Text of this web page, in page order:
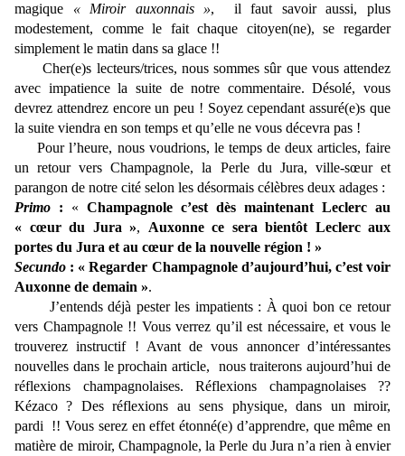
magique « Miroir auxonnais », il faut savoir aussi, plus
modestement, comme le fait chaque citoyen(ne), se regarder
simplement le matin dans sa glace !!
Cher(e)s lecteurs/trices, nous sommes sûr que vous attendez
avec impatience la suite de notre commentaire. Désolé, vous
devrez attendrez encore un peu ! Soyez cependant assuré(e)s que
la suite viendra en son temps et qu’elle ne vous décevra pas !
Pour l’heure, nous voudrions, le temps de deux articles, faire
un retour vers Champagnole, la Perle du Jura, ville-sœur et
parangon de notre cité selon les désormais célèbres deux adages :
Primo : « Champagnole c’est dès maintenant Leclerc au
« cœur du Jura », Auxonne ce sera bientôt Leclerc aux
portes du Jura et au cœur de la nouvelle région ! »
Secundo : « Regarder Champagnole d’aujourd’hui, c’est voir
Auxonne de demain ».
J’entends déjà pester les impatients : À quoi bon ce retour
vers Champagnole !! Vous verrez qu’il est nécessaire, et vous le
trouverez instructif ! Avant de vous annoncer d’intéressantes
nouvelles dans le prochain article, nous traiterons aujourd’hui de
réflexions champagnolaises. Réflexions champagnolaises ??
Kézaco ? Des réflexions au sens physique, dans un miroir,
pardi !! Vous serez en effet étonné(e) d’apprendre, que même en
matière de miroir, Champagnole, la Perle du Jura n’a rien à envier